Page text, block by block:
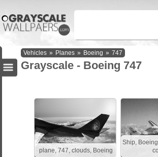
Vehicles » Planes » Boeing » 747
Grayscale - Boeing 747
plane, 747, clouds, Boeing
Ship,